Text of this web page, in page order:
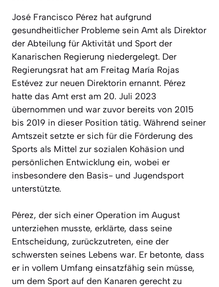
José Francisco Pérez hat aufgrund
gesundheitlicher Probleme sein Amt als Direktor
der Abteilung für Aktivität und Sport der
Kanarischen Regierung niedergelegt. Der
Regierungsrat hat am Freitag María Rojas
Estévez zur neuen Direktorin ernannt. Pérez
hatte das Amt erst am 20. Juli 2023
übernommen und war zuvor bereits von 2015
bis 2019 in dieser Position tätig. Während seiner
Amtszeit setzte er sich für die Förderung des
Sports als Mittel zur sozialen Kohäsion und
persönlichen Entwicklung ein, wobei er
insbesondere den Basis- und Jugendsport
unterstützte.
Pérez, der sich einer Operation im August
unterziehen musste, erklärte, dass seine
Entscheidung, zurückzutreten, eine der
schwersten seines Lebens war. Er betonte, dass
er in vollem Umfang einsatzfähig sein müsse,
um dem Sport auf den Kanaren gerecht zu